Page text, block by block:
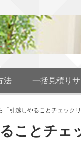
法 一括見積り
「引越しやることチェック
ことチェ